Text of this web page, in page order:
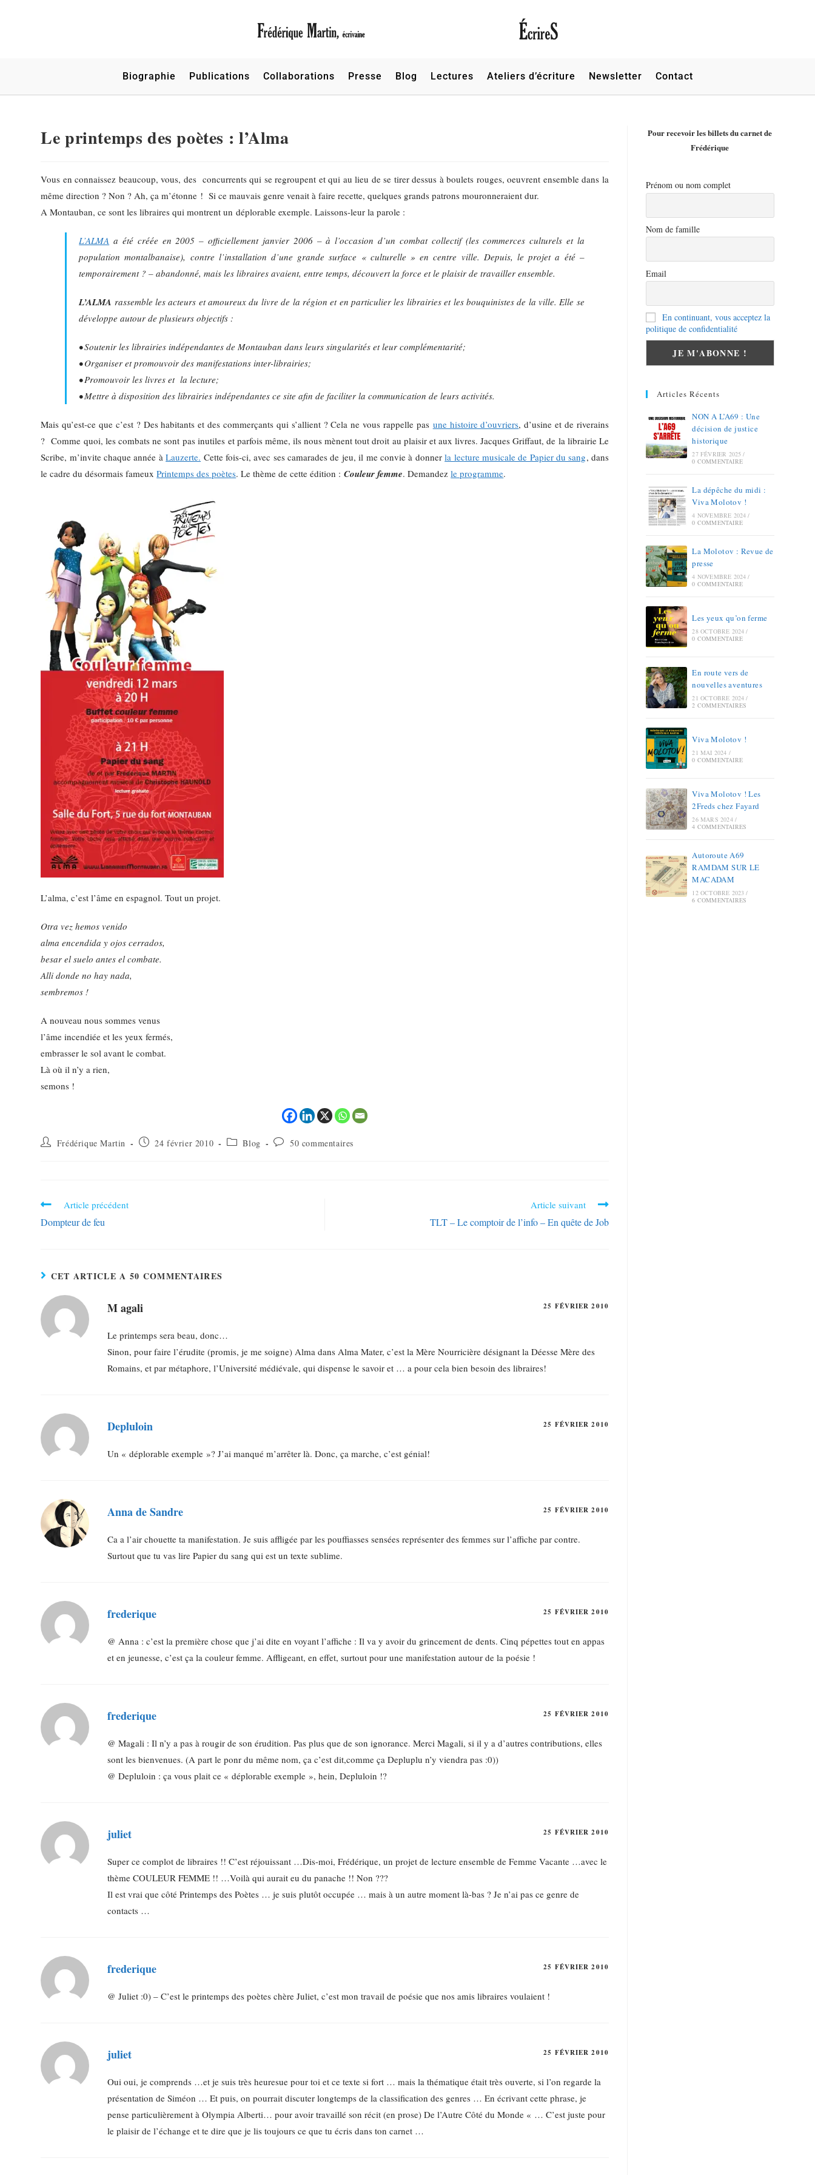
Biographie Publications Collaborations Presse Blog Lectures Ateliers d’écriture Newsletter Contact
Le printemps des poètes : l’Alma
Vous en connaissez beaucoup, vous, des concurrents qui se regroupent et qui au lieu de se tirer dessus à boulets rouges, oeuvrent ensemble dans la
même direction ? Non ? Ah, ça m’étonne ! Si ce mauvais genre venait à faire recette, quelques grands patrons mouronneraient dur.
A Montauban, ce sont les libraires qui montrent un déplorable exemple. Laissons-leur la parole :
L’ALMA a été créée en 2005 – officiellement janvier 2006 – à l’occasion d’un combat collectif (les commerces culturels et la
population montalbanaise), contre l’installation d’une grande surface « culturelle » en centre ville. Depuis, le projet a été –
temporairement ? – abandonné, mais les libraires avaient, entre temps, découvert la force et le plaisir de travailler ensemble.
L’ALMA rassemble les acteurs et amoureux du livre de la région et en particulier les librairies et les bouquinistes de la ville. Elle se
développe autour de plusieurs objectifs :
• Soutenir les librairies indépendantes de Montauban dans leurs singularités et leur complémentarité;
• Organiser et promouvoir des manifestations inter-librairies;
• Promouvoir les livres et la lecture;
• Mettre à disposition des librairies indépendantes ce site afin de faciliter la communication de leurs activités.
Mais qu’est-ce que c’est ? Des habitants et des commerçants qui s’allient ? Cela ne vous rappelle pas une histoire d’ouvriers, d’usine et de riverains
? Comme quoi, les combats ne sont pas inutiles et parfois même, ils nous mènent tout droit au plaisir et aux livres. Jacques Griffaut, de la librairie Le
Scribe, m’invite chaque année àLauzerte. Cette fois-ci, avec ses camarades de jeu, il me convie à donnerla lecture musicale de Papier du sang, dans
le cadre du désormais fameuxPrintemps des poètes. Le thème de cette édition :Couleur femme. Demandezle programme.
L’alma, c’est l’âme en espagnol. Tout un projet.
Otra vez hemos venido
alma encendida y ojos cerrados,
besar el suelo antes el combate.
Alli donde no hay nada,
sembremos !
A nouveau nous sommes venus
l’âme incendiée et les yeux fermés,
embrasser le sol avant le combat.
Là où il n’y a rien,
semons !
Frédérique Martin 24 février 2010 Blog 50 commentaires
Article précédent
Dompteur de feu
Article suivant
TLT – Le comptoir de l’info – En quête de Job
CET ARTICLE A 50 COMMENTAIRES
M agali 25 FÉVRIER 2010
Le printemps sera beau, donc…
Sinon, pour faire l’érudite (promis, je me soigne) Alma dans Alma Mater, c’est la Mère Nourricière désignant la Déesse Mère des
Romains, et par métaphore, l’Université médiévale, qui dispense le savoir et … a pour cela bien besoin des libraires!
Depluloin 25 FÉVRIER 2010
Un « déplorable exemple »? J’ai manqué m’arrêter là. Donc, ça marche, c’est génial!
Anna de Sandre 25 FÉVRIER 2010
Ca a l’air chouette ta manifestation. Je suis affligée par les pouffiasses sensées représenter des femmes sur l’affiche par contre.
Surtout que tu vas lire Papier du sang qui est un texte sublime.
frederique 25 FÉVRIER 2010
@ Anna : c’est la première chose que j’ai dite en voyant l’affiche : Il va y avoir du grincement de dents. Cinq pépettes tout en appas
et en jeunesse, c’est ça la couleur femme. Affligeant, en effet, surtout pour une manifestation autour de la poésie !
frederique 25 FÉVRIER 2010
@ Magali : Il n’y a pas à rougir de son érudition. Pas plus que de son ignorance. Merci Magali, si il y a d’autres contributions, elles
sont les bienvenues. (A part le ponr du même nom, ça c’est dit,comme ça Depluplu n’y viendra pas :0))
@ Depluloin : ça vous plait ce « déplorable exemple », hein, Depluloin !?
juliet 25 FÉVRIER 2010
Super ce complot de libraires !! C’est réjouissant …Dis-moi, Frédérique, un projet de lecture ensemble de Femme Vacante …avec le
thème COULEUR FEMME !! …Voilà qui aurait eu du panache !! Non ???
Il est vrai que côté Printemps des Poètes … je suis plutôt occupée … mais à un autre moment là-bas ? Je n’ai pas ce genre de
contacts …
frederique 25 FÉVRIER 2010
@ Juliet :0) – C’est le printemps des poètes chère Juliet, c’est mon travail de poésie que nos amis libraires voulaient !
juliet 25 FÉVRIER 2010
Oui oui, je comprends …et je suis très heuresue pour toi et ce texte si fort … mais la thématique était très ouverte, si l’on regarde la
présentation de Siméon … Et puis, on pourrait discuter longtemps de la classification des genres … En écrivant cette phrase, je
pense particulièrement à Olympia Alberti… pour avoir travaillé son récit (en prose) De l’Autre Côté du Monde « … C’est juste pour
le plaisir de l’échange et te dire que je lis toujours ce que tu écris dans ton carnet …
Pour recevoir les billets du carnet de
Frédérique
Prénom ou nom complet
Nom de famille
Email
En continuant, vous acceptez la
politique de confidentialité
Articles Récents
NON A L’A69 : Une
décision de justice
historique
27 FÉVRIER 2025 /
0 COMMENTAIRE
La dépêche du midi :
Viva Molotov !
4 NOVEMBRE 2024 /
0 COMMENTAIRE
La Molotov : Revue de
presse
4 NOVEMBRE 2024 /
0 COMMENTAIRE
Les yeux qu’on ferme
28 OCTOBRE 2024 /
0 COMMENTAIRE
En route vers de
nouvelles aventures
21 OCTOBRE 2024 /
2 COMMENTAIRES
Viva Molotov !
21 MAI 2024 /
0 COMMENTAIRE
Viva Molotov ! Les
2Freds chez Fayard
26 MARS 2024 /
4 COMMENTAIRES
Autoroute A69
RAMDAM SUR LE
MACADAM
12 OCTOBRE 2023 /
6 COMMENTAIRES